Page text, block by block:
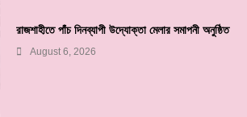
রাজশাহীতে পাঁচ দিনব্যাপী উদ্যোক্তা মেলার সমাপনী অনুষ্ঠিত
August 6, 2026